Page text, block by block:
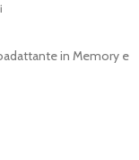
in Memory e